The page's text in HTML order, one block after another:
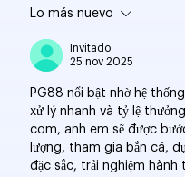
contenido
Citas
Lo más nuevo
Invitado
25 nov 2025
PG88 nổi bật nhờ hệ
xử lý nhanh và tỷ lệ
com, anh em sẽ được
lượng, tham gia bắn cá,
đặc sắc, trải nghiệm